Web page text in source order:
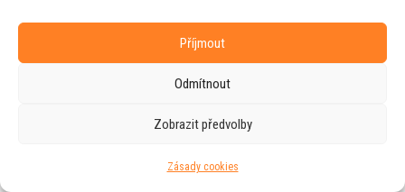
Příjmout
Odmítnout
Zobrazit předvolby
Zásady cookies